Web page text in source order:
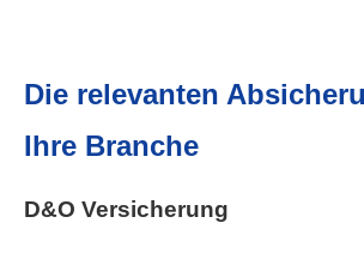
Die relevanten
Ihre Branche
D&O Versicherung